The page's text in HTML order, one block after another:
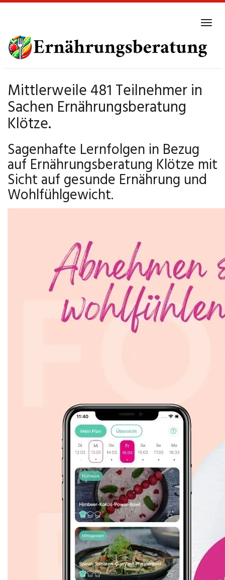
main
content
Mittlerweile 481 Teilnehmer in
Sachen Ernährungsberatung
Klötze.
Sagenhafte Lernfolgen in Bezug
auf Ernährungsberatung Klötze mit
Sicht auf gesunde Ernährung und
Wohlfühlgewicht.